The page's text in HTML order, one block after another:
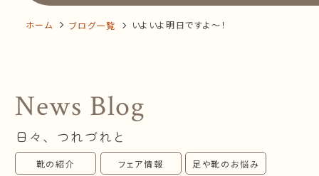
News&Blog
Company 会社概要
オンラインショップ
お問い合わせ
ホーム ブログ一覧 いよいよ明日ですよ～！
News Blog
日々、つれづれと
靴の紹介 フェア情報 足や靴のお悩み